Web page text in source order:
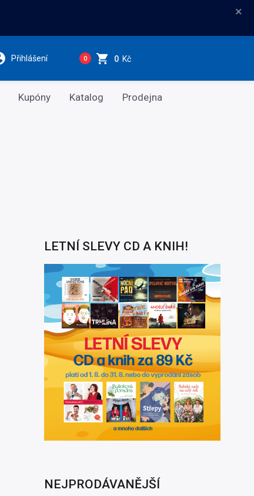
×
Přihlášení 0 0 Kč
Kupóny Katalog Prodejna
LETNÍ SLEVY CD A KNIH!
NEJPRODÁVANĚJŠÍ